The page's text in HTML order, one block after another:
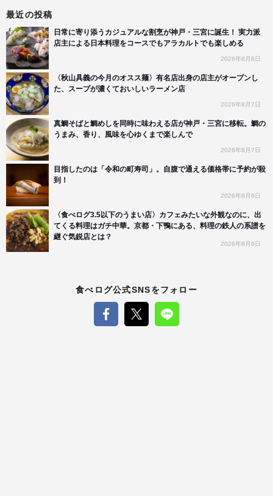
最近の投稿
日常に寄り添うカジュアルな割烹が神戸・三宮に誕生！ 実力派
店主による日本料理をコースでもアラカルトでも楽しめる
2026年8月8日
〈秋山具義の今月のオスス麺〉有名店出身の店主がオープンし
た、スープが濃くておいしいラーメン店
2026年8月7日
真鯛そばと鯛めしを同時に味わえる店が神戸・三宮に移転。鯛の
うまみ、香り、風味を心ゆくまで楽しんで
2026年8月7日
目指したのは「令和の町寿司」。自腹で通える価格帯に予約が殺
到！
2026年8月6日
〈食べログ3.5以下のうまい店〉カフェみたいな外観なのに、出
てくる料理はガチ中華。京都・下鴨にある、料理の鉄人の系譜を
継ぐ気鋭店とは？
2026年8月6日
食べログ公式SNSをフォロー